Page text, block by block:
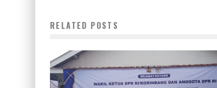
RELATED POSTS